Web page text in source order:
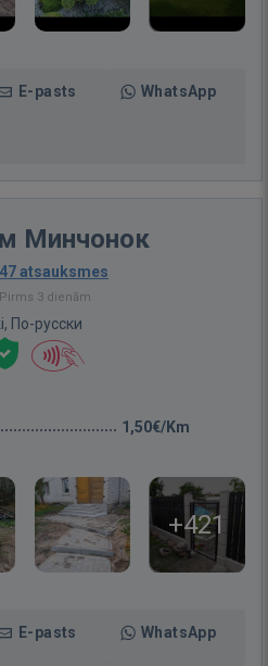
E-pasts WhatsApp
Минчонок
47 atsauksmes
3 dienām
По-русски
1,50€/Km
+421
E-pasts WhatsApp